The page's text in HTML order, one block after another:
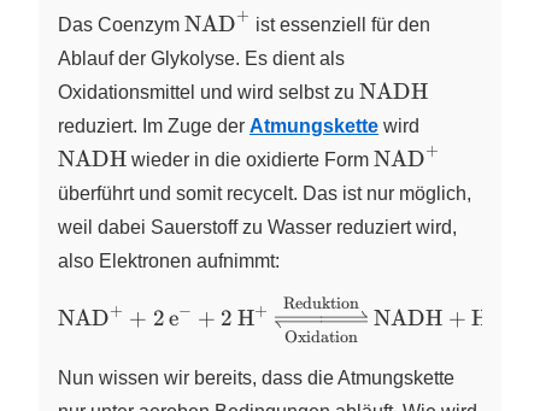
Das Coenzym \ce{NAD+}
NAD X
+ ist essenziell für den
Ablauf der Glykolyse. Es dient als
Oxidationsmittel und wird selbst zu \ce{NADH}
NADH
reduziert. Im Zuge der Atmungskette wird
NADH wieder in die oxidierte Form \ce{NAD+}
NAD X
+
überführt und somit recycelt. Das ist nur möglich,
weil dabei Sauerstoff zu Wasser reduziert wird,
also Elektronen aufnimmt:
\ce{NAD+ + 2 e- +
[{Reduktion}]
[{Oxidation}]NADH
NADX
+ + 2eX
− + 2 HX
+
Reduktion
Oxidation
NADH + H
Nun wissen wir bereits, dass die Atmungskette